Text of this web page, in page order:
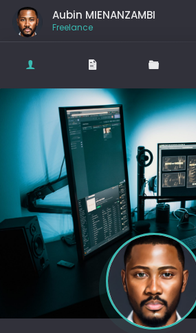
Aubin MIENANZAMBI
Freelance